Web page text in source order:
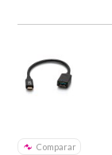
Comparar